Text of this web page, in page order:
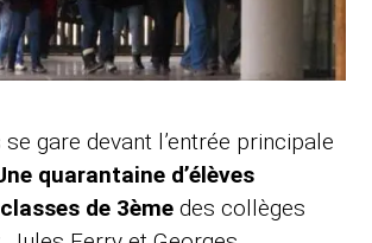
gare devant l’entrée principale
quarantaine d’élèves
de 3ème des collèges